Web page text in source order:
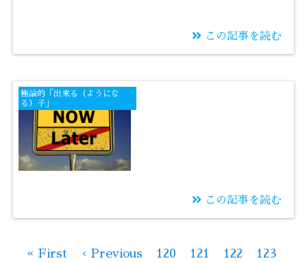
待ちで合格をしたいで
すか？
この記事を読む
極論的「出来る（ようにな
る）子」
この記事を読む
« First ‹ Previous 120 121 122
123